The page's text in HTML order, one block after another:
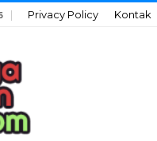
Privacy Policy Kontak